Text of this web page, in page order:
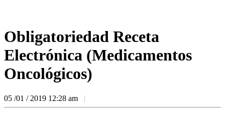
Obligatoriedad Receta
Electrónica (Medicamentos
Oncológicos)
05 /01 / 2019 12:28 am |